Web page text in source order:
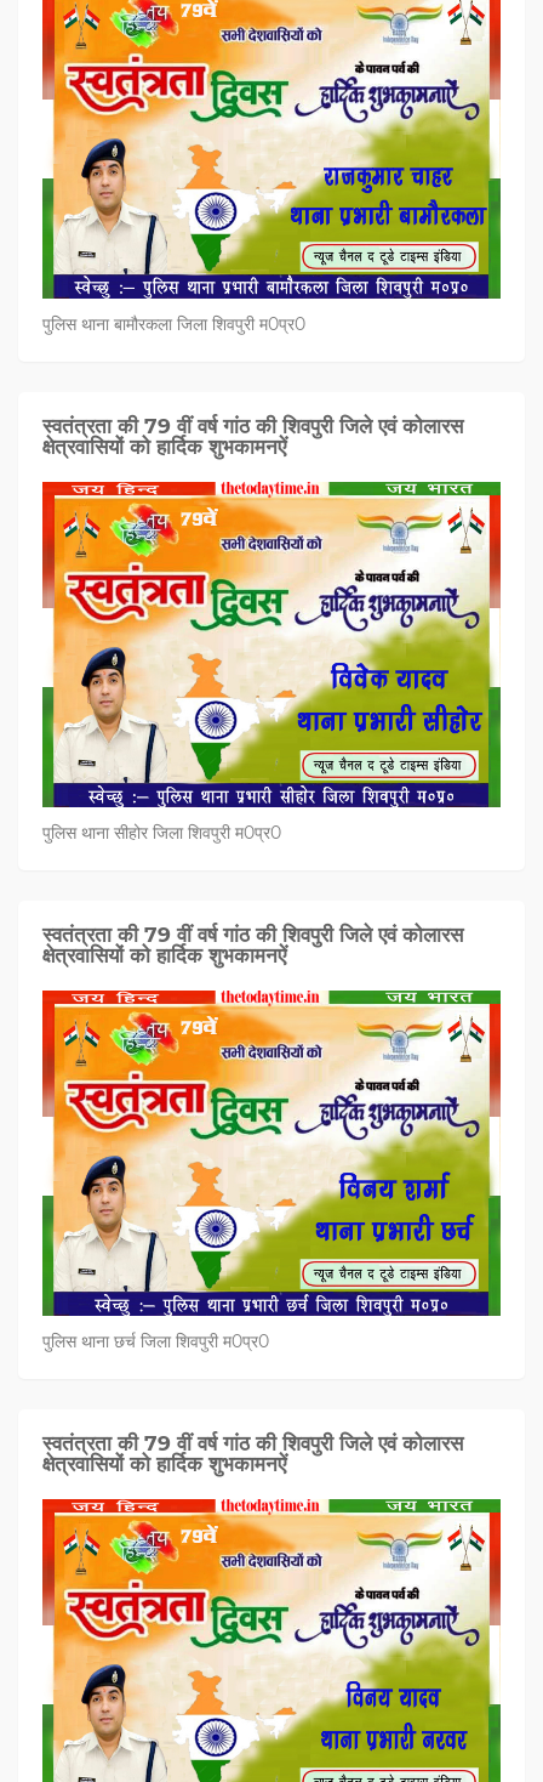
पुलिस थाना बामौरकला जिला शिवपुरी म0प्र0
स्वतंत्रता की 79 वीं वर्ष गांठ की शिवपुरी जिले एवं कोलारस
क्षेत्रवासियों को हार्दिक शुभकामनऐं
पुलिस थाना सीहोर जिला शिवपुरी म0प्र0
स्वतंत्रता की 79 वीं वर्ष गांठ की शिवपुरी जिले एवं कोलारस
क्षेत्रवासियों को हार्दिक शुभकामनऐं
पुलिस थाना छर्च जिला शिवपुरी म0प्र0
स्वतंत्रता की 79 वीं वर्ष गांठ की शिवपुरी जिले एवं कोलारस
क्षेत्रवासियों को हार्दिक शुभकामनऐं